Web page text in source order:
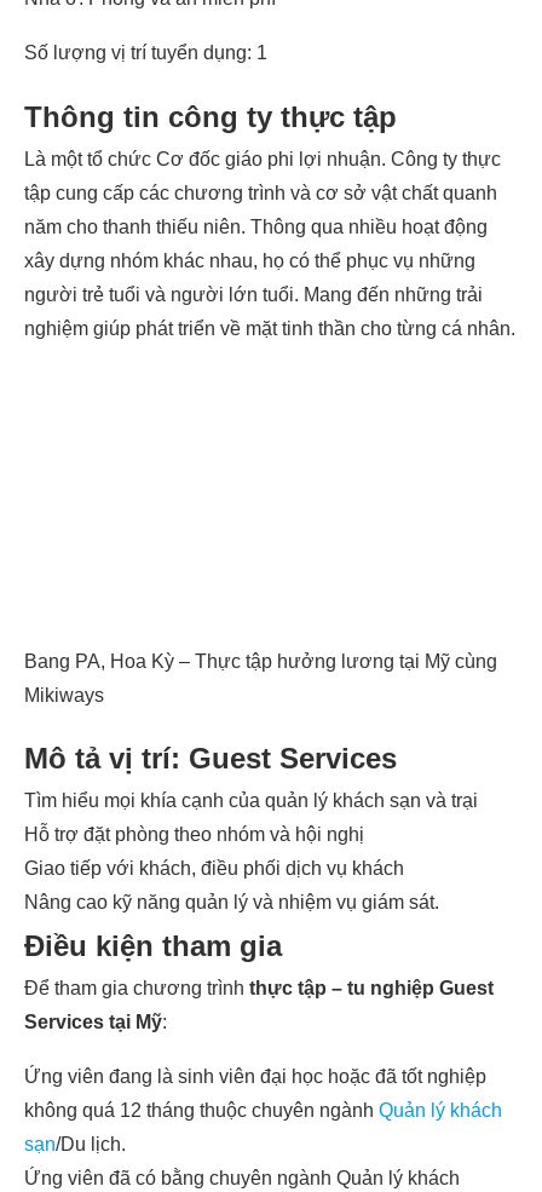
Số lượng vị trí tuyển dụng: 1
Thông tin công ty thực tập
Là một tổ chức Cơ đốc giáo phi lợi nhuận. Công ty thực
tập cung cấp các chương trình và cơ sở vật chất quanh
năm cho thanh thiếu niên. Thông qua nhiều hoạt động
xây dựng nhóm khác nhau, họ có thể phục vụ những
người trẻ tuổi và người lớn tuổi. Mang đến những trải
nghiệm giúp phát triển về mặt tinh thần cho từng cá nhân.
Bang PA, Hoa Kỳ – Thực tập hưởng lương tại Mỹ cùng
Mikiways
Mô tả vị trí: Guest Services
Tìm hiểu mọi khía cạnh của quản lý khách sạn và trại
Hỗ trợ đặt phòng theo nhóm và hội nghị
Giao tiếp với khách, điều phối dịch vụ khách
Nâng cao kỹ năng quản lý và nhiệm vụ giám sát.
Điều kiện tham gia
Để tham gia chương trình thực tập – tu nghiệp Guest
Services tại Mỹ:
Ứng viên đang là sinh viên đại học hoặc đã tốt nghiệp
không quá 12 tháng thuộc chuyên ngành Quản lý khách
sạn/Du lịch.
Ứng viên đã có bằng chuyên ngành Quản lý khách